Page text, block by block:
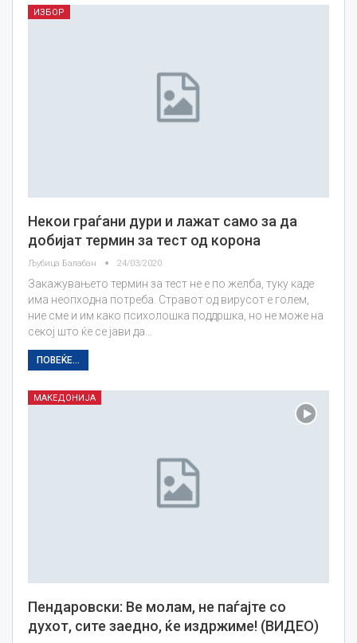
ИЗБОР
Некои граѓани дури и лажат само за да
добијат термин за тест од корона
Љубица Балабан 24/03/2020
Закажувањето термин за тест не е по желба, туку каде
има неопходна потреба. Стравот од вирусот е голем,
ние сме и им како психолошка поддршка, но не може на
секој што ќе се јави да…
ПОВЕЌЕ...
МАКЕДОНИЈА
Пендаровски: Ве молам, не паѓајте со
духот, сите заедно, ќе издржиме! (ВИДЕО)